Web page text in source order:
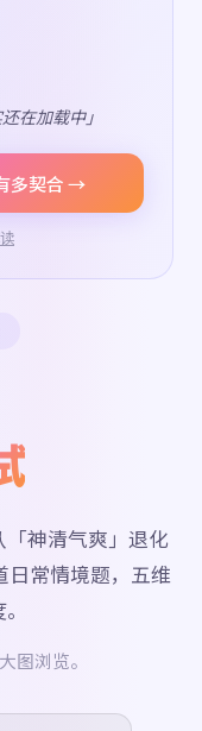
在加载中」
多契合 →
神清气爽」退化
日常情境题，五维
大图浏览。